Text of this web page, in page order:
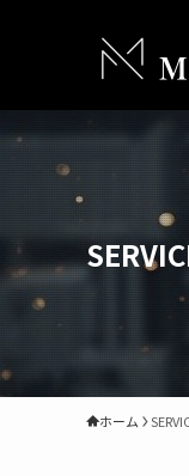
ホーム